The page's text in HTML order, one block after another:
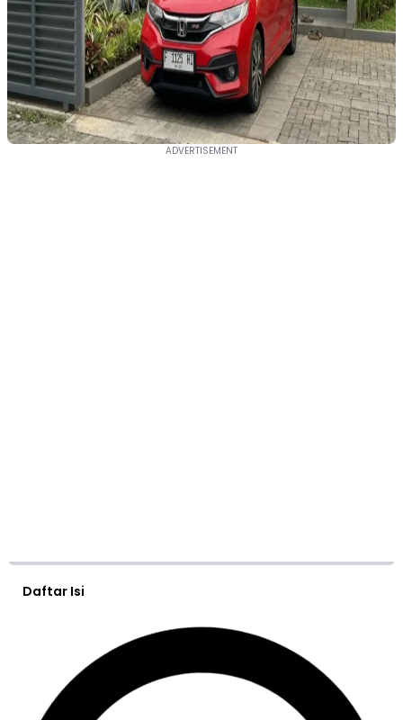
Daftar Isi